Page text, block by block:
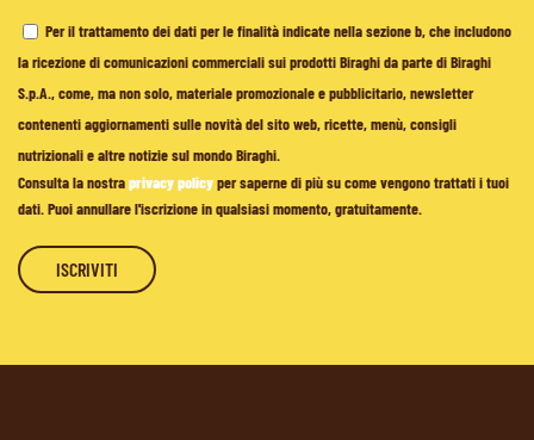
Per il trattamento dei dati per le finalità indicate nella sezione b, che includono
la ricezione di comunicazioni commerciali sui prodotti Biraghi da parte di Biraghi
S.p.A., come, ma non solo, materiale promozionale e pubblicitario, newsletter
contenenti aggiornamenti sulle novità del sito web, ricette, menù, consigli
nutrizionali e altre notizie sul mondo Biraghi.
Consulta la nostraprivacy policyper saperne di più su come vengono trattati i tuoi
dati. Puoi annullare l'iscrizione in qualsiasi momento, gratuitamente.